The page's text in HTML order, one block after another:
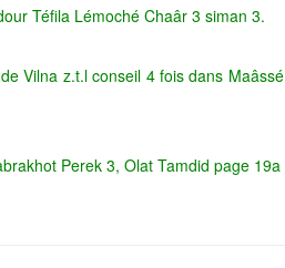
Téfila Lémoché Chaâr 3 siman 3.
Vilna z.t.l conseil 4 fois dans
Perek 3, Olat Tamdid page